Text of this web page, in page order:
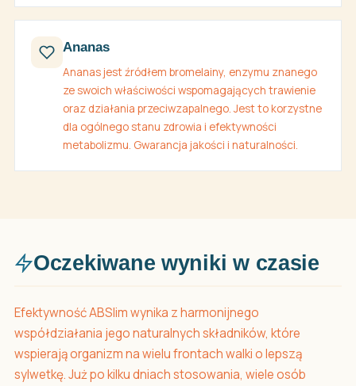
Ananas
Ananas jest źródłem bromelainy, enzymu znanego
ze swoich właściwości wspomagających trawienie
oraz działania przeciwzapalnego. Jest to korzystne
dla ogólnego stanu zdrowia i efektywności
metabolizmu. Gwarancja jakości i naturalności.
Oczekiwane wyniki w czasie
Efektywność ABSlim wynika z harmonijnego
współdziałania jego naturalnych składników, które
wspierają organizm na wielu frontach walki o lepszą
sylwetkę. Już po kilku dniach stosowania, wiele osób